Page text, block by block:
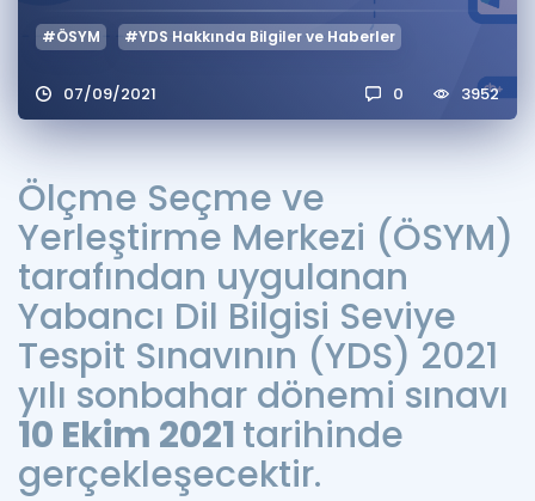
Ücretsiz Kaynaklar
Puan Hesaplama
ÖSYM Sınav Takvimi
Kampanyalar
Blog
İngilizce Gramer
İngilizce Gramer
Hakkımızda
Kariyer
Soru & Cevap
#ÖSYM #YDS Hakkında Bilgiler ve Haberler
07/09/2021 0 3952
Ölçme Seçme ve
Yerleştirme Merkezi (ÖSYM)
tarafından uygulanan
Yabancı Dil Bilgisi Seviye
Tespit Sınavının (YDS) 2021
yılı sonbahar dönemi sınavı
10 Ekim 2021tarihinde
gerçekleşecektir.